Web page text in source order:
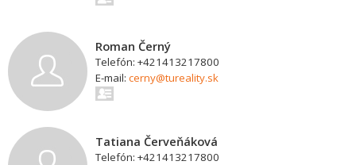
Roman Černý
Telefón: +421413217800
E-mail: cerny@tureality.sk
Tatiana Červeňáková
Telefón: +421413217800